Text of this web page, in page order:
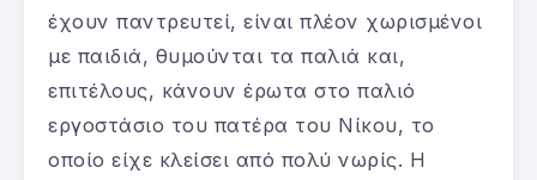
έχουν παντρευτεί, είναι πλέον χωρισμένοι
με παιδιά, θυμούνται τα παλιά και,
επιτέλους, κάνουν έρωτα στο παλιό
εργοστάσιο του πατέρα του Νίκου, το
οποίο είχε κλείσει από πολύ νωρίς. Η